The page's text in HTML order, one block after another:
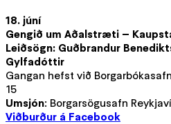
18. júní
Gengið um Aðalstræti –
Leiðsögn: Guðbrandur
Gylfadóttir
Gangan hefst við
15
Umsjón: Borgarsögusafn
Viðburður á Facebook